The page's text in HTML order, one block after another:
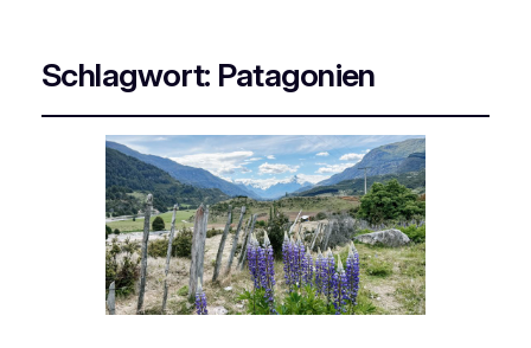
Schlagwort: Patagonien